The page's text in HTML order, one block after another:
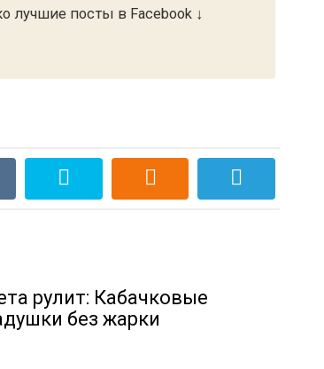
лучшие посты в Facebook ↓
рулит: Кабачковые
без жарки